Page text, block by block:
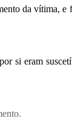
da vítima,
si eram